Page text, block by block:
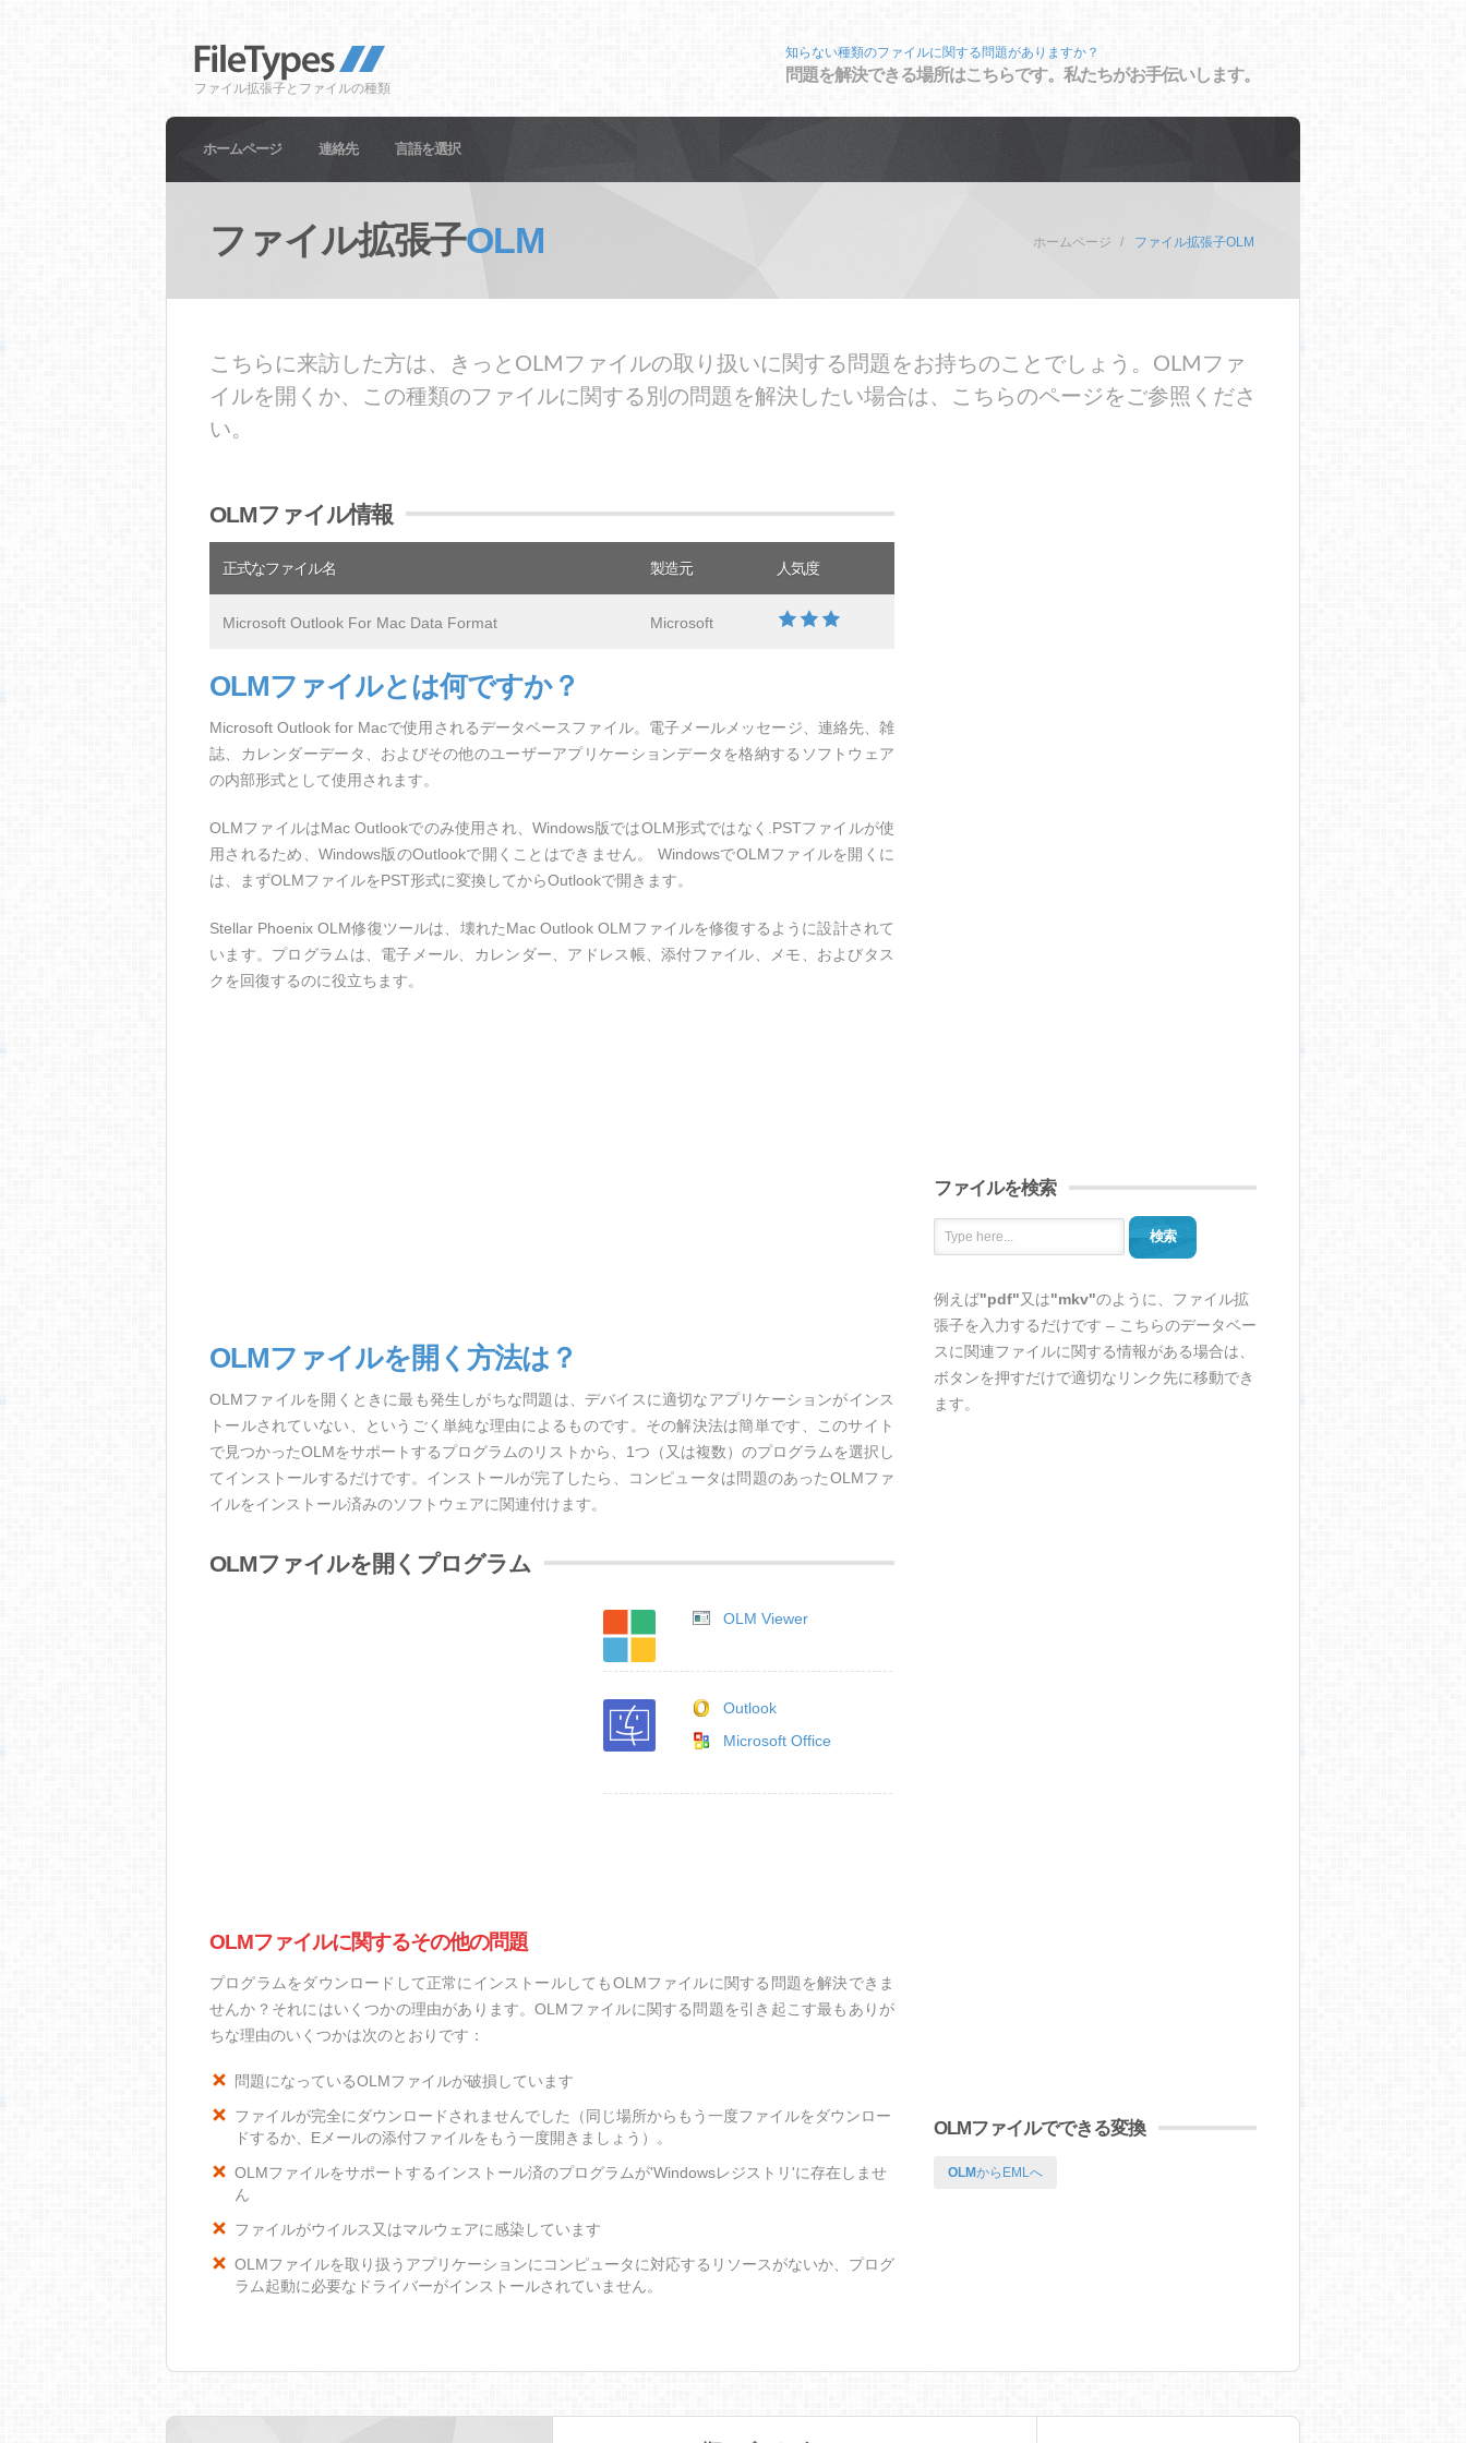
ファイル拡張子とファイルの種類
知らない種類のファイルに関する問題がありますか？
問題を解決できる場所はこちらです。私たちがお手伝いします。
ホームページ 連絡先 言語を選択
ファイル拡張子OLM ホームページ ファイル拡張子OLM
こちらに来訪した方は、きっとOLMファイルの取り扱いに関する問題をお持ちのことでしょう。OLMファ
イルを開くか、この種類のファイルに関する別の問題を解決したい場合は、こちらのページをご参照くださ
い。
OLMファイル情報
正式なファイル名 製造元 人気度
Microsoft Outlook For Mac Data Format Microsoft
OLMファイルとは何ですか？
Microsoft Outlook for Macで使用されるデータベースファイル。電子メールメッセージ、連絡先、雑
誌、カレンダーデータ、およびその他のユーザーアプリケーションデータを格納するソフトウェア
の内部形式として使用されます。
OLMファイルはMac Outlookでのみ使用され、Windows版ではOLM形式ではなく.PSTファイルが使
用されるため、Windows版のOutlookで開くことはできません。 WindowsでOLMファイルを開くに
は、まずOLMファイルをPST形式に変換してからOutlookで開きます。
Stellar Phoenix OLM修復ツールは、壊れたMac Outlook OLMファイルを修復するように設計されて
います。プログラムは、電子メール、カレンダー、アドレス帳、添付ファイル、メモ、およびタス
クを回復するのに役立ちます。
OLMファイルを開く方法は？
OLMファイルを開くときに最も発生しがちな問題は、デバイスに適切なアプリケーションがインス
トールされていない、というごく単純な理由によるものです。その解決法は簡単です、このサイト
で見つかったOLMをサポートするプログラムのリストから、1つ（又は複数）のプログラムを選択し
てインストールするだけです。インストールが完了したら、コンピュータは問題のあったOLMファ
イルをインストール済みのソフトウェアに関連付けます。
OLMファイルを開くプログラム
OLM Viewer
Outlook
Microsoft Office
OLMファイルに関するその他の問題
プログラムをダウンロードして正常にインストールしてもOLMファイルに関する問題を解決できま
せんか？それにはいくつかの理由があります。OLMファイルに関する問題を引き起こす最もありが
ちな理由のいくつかは次のとおりです：
問題になっているOLMファイルが破損しています
ファイルが完全にダウンロードされませんでした（同じ場所からもう一度ファイルをダウンロー
ドするか、Eメールの添付ファイルをもう一度開きましょう）。
OLMファイルをサポートするインストール済のプログラムが'Windowsレジストリ'に存在しませ
ん
ファイルがウイルス又はマルウェアに感染しています
OLMファイルを取り扱うアプリケーションにコンピュータに対応するリソースがないか、プログ
ラム起動に必要なドライバーがインストールされていません。
ファイルを検索
検索
例えば"pdf"又は"mkv"のように、ファイル拡
張子を入力するだけです – こちらのデータベー
スに関連ファイルに関する情報がある場合は、
ボタンを押すだけで適切なリンク先に移動でき
ます。
OLMファイルでできる変換
OLMからEMLへ